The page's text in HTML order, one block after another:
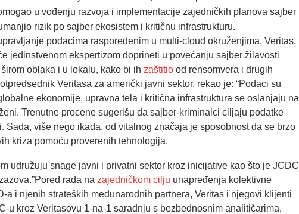
u vođenju razvoja i implementacije zajedničkih planova sajber
rizik po sajber ekosistem i kritičnu infrastrukturu.
podacima raspoređenim u multi-cloud okruženjima, Veritas,
jedinstvenom ekspertizom doprineti u povećanju sajber žilavosti
oblaka i u lokalu, kako bi ih zaštitio od rensomvera i drugih
Veritasa za američki javni sektor, rekao je: “Podaci su
ekonomije, upravna tela i kritična infrastruktura se oslanjaju na
Trenutne procene sugerišu da sajber-kriminalci ciljaju podatke
Sada, više nego ikada, od vitalnog značaja je sposobnost da se brzo
kriza pomoću proverenih tehnologija.
udružuju snage javni i privatni sektor kroz inicijative kao što je JCDC
rada na zajedničkom cilju unapređenja kolektivne
a i njenih strateških međunarodnih partnera, Veritas i njegovi klijenti
u kroz Veritasovu 1-na-1 saradnju s bezbednosnim analitičarima,